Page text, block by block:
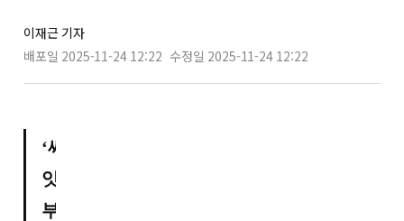
이재근 기자
배포일 2025-11-24 12:22 수정일 2025-11-24 12:22
‘씨
앗
부